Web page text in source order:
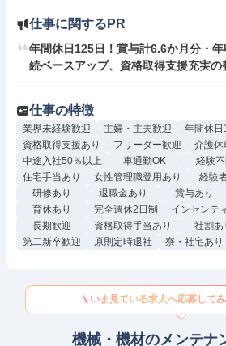
仕事に関するPR
年間休日125日！賞与計6.6か月分・
続ベースアップ、資格取得支援充実の
仕事の特徴
業界未経験歓迎 主婦・主夫歓迎
年間休日
資格取得支援あり
フリーター歓迎 介護休
中途入社50％以上
車通勤OK 経験
住宅手当あり
女性管理職登用あり 経験
研修あり
退職金あり 賞与あり
育休あり
完全週休2日制 インセンテ
長期歓迎
資格取得手当あり 社割あ
第二新卒歓迎
原則定時退社 寮・社宅あり
いま見ている求人へ応募してみ
機械・機材のメンテナ